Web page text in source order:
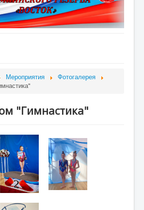
организации
Мероприятия
Фотогалерея
"Гимнастика"